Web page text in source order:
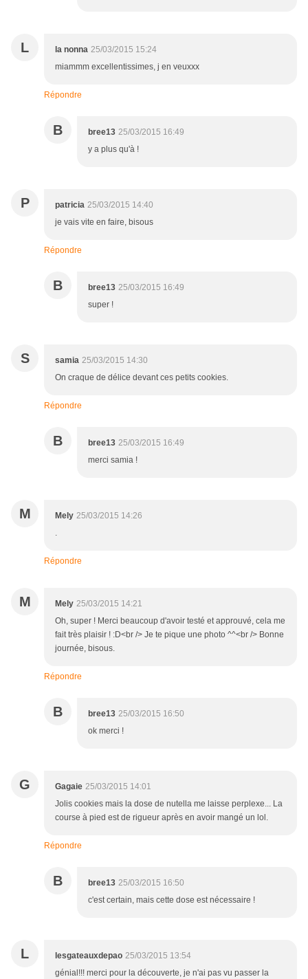
L la nonna 25/03/2015 15:24
miammm excellentissimes, j en veuxxx
Répondre
B bree13 25/03/2015 16:49
y a plus qu'à !
P patricia 25/03/2015 14:40
je vais vite en faire, bisous
Répondre
B bree13 25/03/2015 16:49
super !
S samia 25/03/2015 14:30
On craque de délice devant ces petits cookies.
Répondre
B bree13 25/03/2015 16:49
merci samia !
M Mely 25/03/2015 14:26
.
Répondre
M Mely 25/03/2015 14:21
Oh, super ! Merci beaucoup d'avoir testé et approuvé, cela me
fait très plaisir ! :D<br /> Je te pique une photo ^^<br /> Bonne
journée, bisous.
Répondre
B bree13 25/03/2015 16:50
ok merci !
G Gagaie 25/03/2015 14:01
Jolis cookies mais la dose de nutella me laisse perplexe... La
course à pied est de rigueur après en avoir mangé un lol.
Répondre
B bree13 25/03/2015 16:50
c'est certain, mais cette dose est nécessaire !
L lesgateauxdepao 25/03/2015 13:54
génial!!! merci pour la découverte, je n'ai pas vu passer la